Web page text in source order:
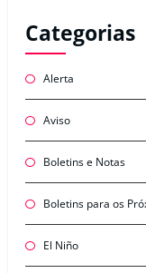
Categorias
Alerta
Aviso
Boletins e Notas
Boletins para os
El Niño